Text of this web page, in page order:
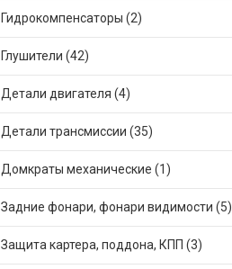
Гидрокомпенсаторы (2)
Глушители (42)
Детали двигателя (4)
Детали трансмиссии (35)
Домкраты механические (1)
Задние фонари, фонари видимости (5)
Защита картера, поддона, КПП (3)